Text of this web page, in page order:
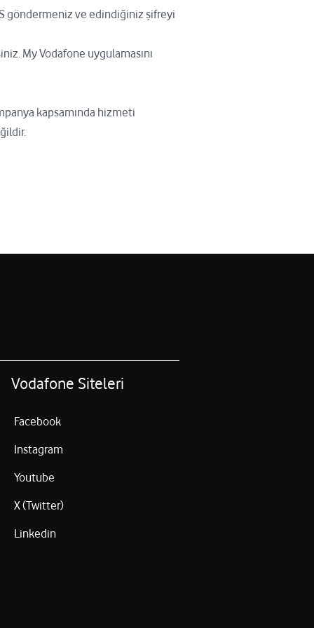
göndermeniz ve edindiğiniz şifreyi
My Vodafone uygulamasını
kapsamında hizmeti
Vodafone Siteleri
Facebook
Instagram
Youtube
X (Twitter)
Linkedin